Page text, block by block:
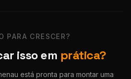
PARA CRESCER?
isso em prática?
está pronta para montar uma